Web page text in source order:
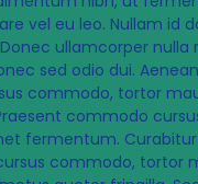
vel eu leo. Nullam
ullamcorper
sed odio dui.
commodo, tortor
commodo
fermentum.
commodo,